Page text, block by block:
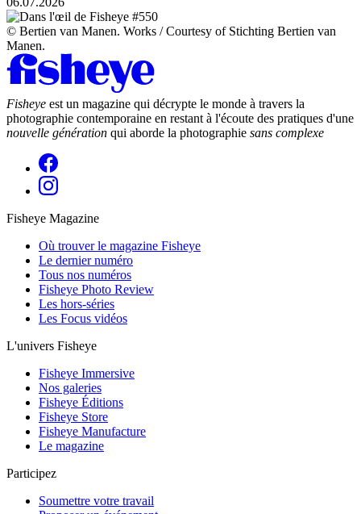
© Bertien van Manen. Works / Courtesy of Stichting Bertien van
Manen.
Fisheye est un magazine qui décrypte le monde à travers la
photographie contemporaine en restant à l'écoute des pratiques d'une
nouvelle génération qui aborde la photographie sans complexe
Fisheye Magazine
Où trouver le magazine Fisheye
Le dernier numéro
Tous nos numéros
Fisheye Photo Review
Les hors-séries
Les Focus vidéos
L'univers Fisheye
Fisheye Immersive
Nos galeries
Fisheye Éditions
Fisheye Store
Fisheye Manufacture
Le magazine
Participez
Soumettre votre travail